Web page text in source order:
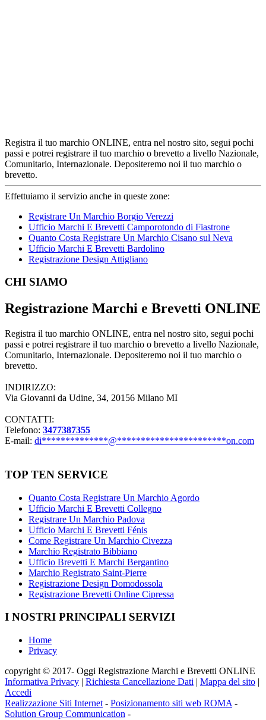
Registra il tuo marchio ONLINE, entra nel nostro sito, segui pochi
passi e potrei registrare il tuo marchio o brevetto a livello Nazionale,
Comunitario, Internazionale. Depositeremo noi il tuo marchio o
brevetto.
Effettuiamo il servizio anche in queste zone:
Registrare Un Marchio Borgio Verezzi
Ufficio Marchi E Brevetti Camporotondo di Fiastrone
Quanto Costa Registrare Un Marchio Cisano sul Neva
Ufficio Marchi E Brevetti Bardolino
Registrazione Design Attigliano
Footer
CHI SIAMO
Registrazione Marchi e Brevetti ONLINE
Registra il tuo marchio ONLINE, entra nel nostro sito, segui pochi
passi e potrei registrare il tuo marchio o brevetto a livello Nazionale,
Comunitario, Internazionale. Depositeremo noi il tuo marchio o
brevetto.
INDIRIZZO:
Via Giovanni da Udine, 34, 20156 Milano MI
CONTATTI:
Telefono: 3477387355
E-mail: di**************@***********************on.com
TOP TEN SERVICE
Quanto Costa Registrare Un Marchio Agordo
Ufficio Marchi E Brevetti Collegno
Registrare Un Marchio Padova
Ufficio Marchi E Brevetti Fénis
Come Registrare Un Marchio Civezza
Marchio Registrato Bibbiano
Ufficio Brevetti E Marchi Bergantino
Marchio Registrato Saint-Pierre
Registrazione Design Domodossola
Registrazione Brevetti Online Cipressa
I NOSTRI PRINCIPALI SERVIZI
Home
Privacy
copyright © 2017- Oggi Registrazione Marchi e Brevetti ONLINE
Informativa Privacy | Richiesta Cancellazione Dati | Mappa del sito |
Accedi
Realizzazione Siti Internet - Posizionamento siti web ROMA -
Solution Group Communication -